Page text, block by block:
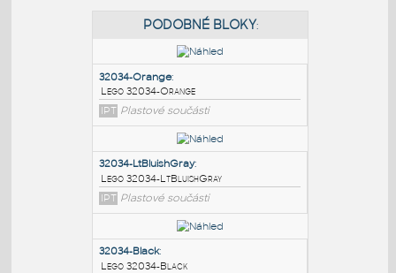
PODOBNÉ BLOKY
32034-Orange:
Lego 32034-Orange
IPT Plastové součásti